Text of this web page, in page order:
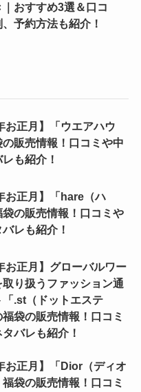
おすすめ3選＆口コ
、予約方法も紹介！
お正月】「ウエアハウ
の販売情報！口コミや中
も紹介！
お正月】「hare（ハ
袋の販売情報！口コミや
レも紹介！
お正月】グローバルワー
取り扱うファッション通
「.st（ドットエステ
福袋の販売情報！口コミ
バレも紹介！
お正月】「Dior（ディオ
袋の販売情報！口コミ